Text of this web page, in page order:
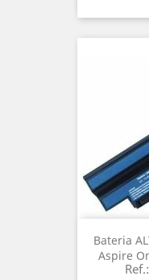
Bateria
Aspire